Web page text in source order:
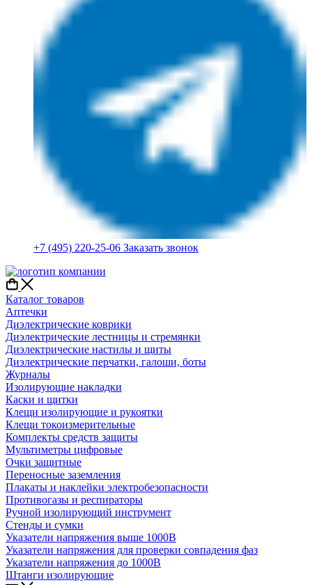
+7 (495) 220-25-06 Заказать звонок
Каталог товаров
Аптечки
Диэлектрические коврики
Диэлектрические лестницы и стремянки
Диэлектрические настилы и щиты
Диэлектрические перчатки, галоши, боты
Журналы
Изолирующие накладки
Каски и щитки
Клещи изолирующие и рукоятки
Клещи токоизмерительные
Комплекты средств защиты
Мультиметры цифровые
Очки защитные
Переносные заземления
Плакаты и наклейки электробезопасности
Противогазы и респираторы
Ручной изолирующий инструмент
Стенды и сумки
Указатели напряжения выше 1000В
Указатели напряжения для проверки совпадения фаз
Указатели напряжения до 1000В
Штанги изолирующие